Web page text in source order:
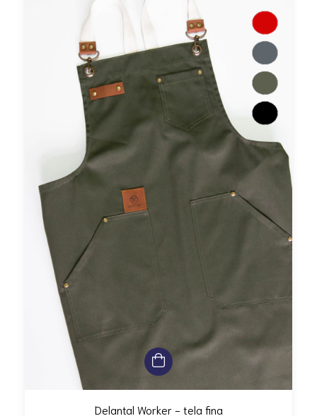
Delantal Worker - tela fina